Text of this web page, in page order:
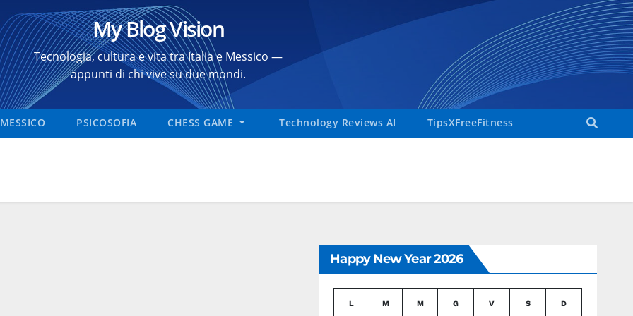
My Blog Vision
Tecnologia, cultura e vita tra Italia e Messico —
appunti di chi vive su due mondi.
MESSICO PSICOSOFIA CHESS GAME Technology Reviews AI TipsXFreeFitness
Happy New Year 2026
L M M G V S D